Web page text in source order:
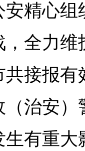
精心
全力
接报有
治安
有重